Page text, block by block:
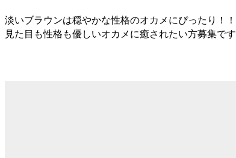
淡いブラウンは穏やかな性格のオカメにぴったり！！
見た目も性格も優しいオカメに癒されたい方募集で